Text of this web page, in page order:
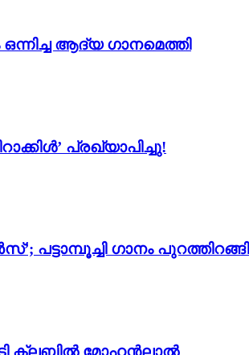
ആദ്യ ഗാനമെത്തി
പ്രഖ്യാപിച്ചു!
ഗാനം പുറത്തിറങ്ങി
ക്ലബിൽ മോഹൻലാൽ